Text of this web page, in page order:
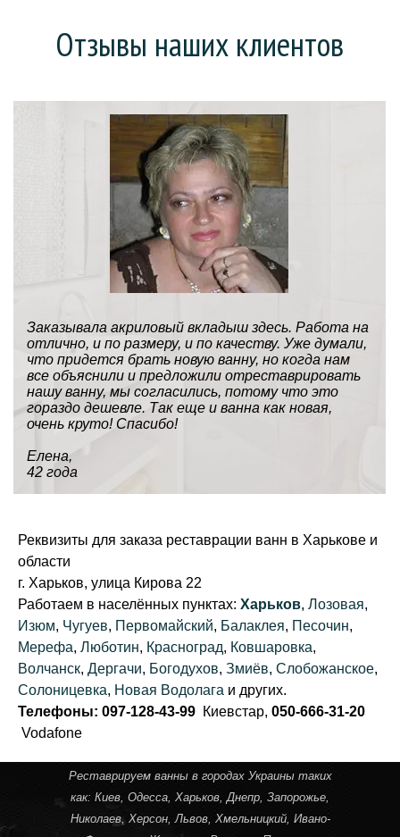
Отзывы наших клиентов
Заказывала акриловый вкладыш здесь. Работа на
отлично, и по размеру, и по качеству. Уже думали,
что придется брать новую ванну, но когда нам
все объяснили и предложили отреставрировать
нашу ванну, мы согласились, потому что это
гораздо дешевле. Так еще и ванна как новая,
очень круто! Спасибо!
Елена,
42 года
Реквизиты для заказа реставрации ванн в Харькове и
области
г. Харьков, улица Кирова 22
Работаем в населённых пунктах: Харьков, Лозовая,
Изюм, Чугуев, Первомайский, Балаклея, Песочин,
Мерефа, Люботин, Красноград, Ковшаровка,
Волчанск, Дергачи, Богодухов, Змиёв, Слобожанское,
Солоницевка, Новая Водолага и других.
Телефоны: 097-128-43-99 Киевстар, 050-666-31-20
Vodafone
Реставрируем ванны в городах Украины таких
как: Киев, Одесса, Харьков,Днепр, Запорожье,
Николаев, Херсон,Львов, Хмельницкий, Ивано-